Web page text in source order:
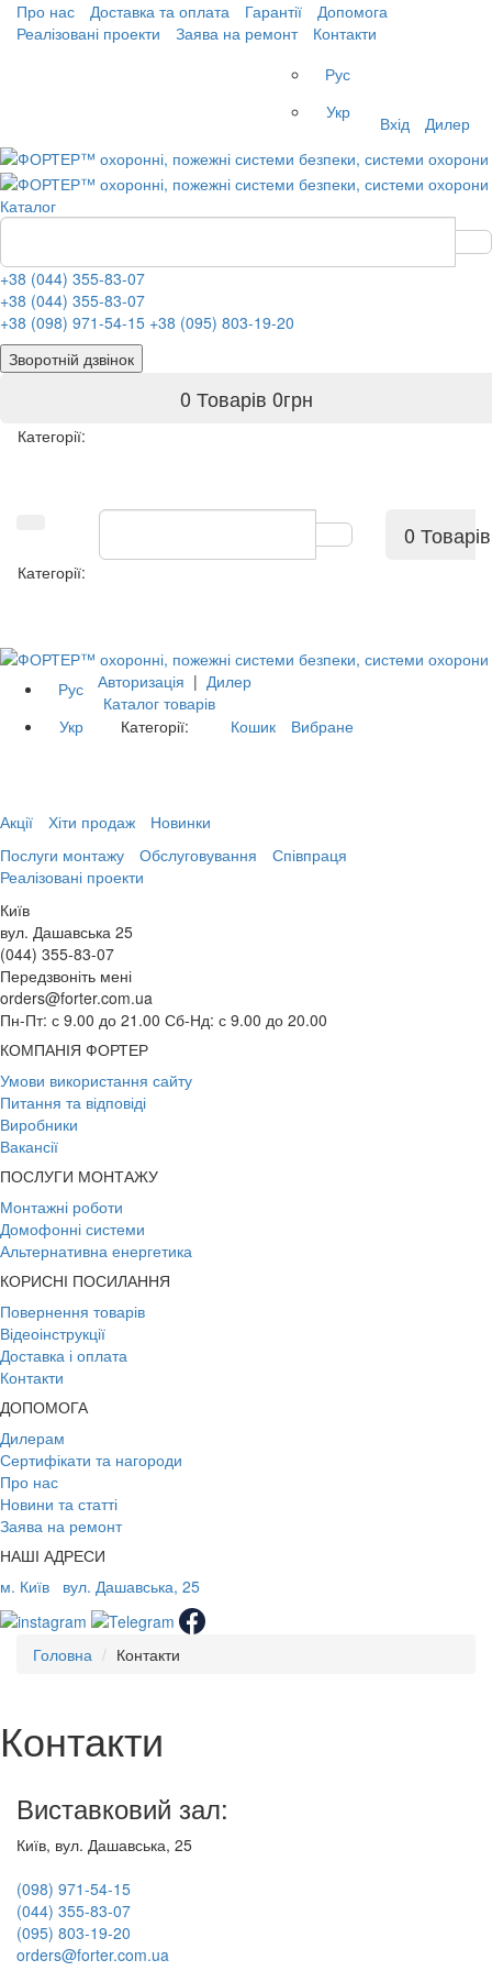
Про нас Доставка та оплата Гарантії
Допомога
Реалізовані проекти
Заява на ремонт
Контакти
Рус
Укр
Вхід Дилер
Каталог
+38 (044) 355-83-07
+38 (044) 355-83-07
+38 (098) 971-54-15 +38 (095) 803-19-20
Зворотній дзвінок
0 Товарів 0грн
Категорії:
0 Товарів
Категорії:
Рус
Укр
Авторизація | Дилер
Каталог товарів
Категорії:
Кошик Вибране
Акції Хіти продаж
Новинки
Послуги монтажу
Обслуговування
Співпраця
Реалізовані проекти
Київ
вул. Дашавська 25
(044) 355-83-07
Передзвоніть мені
orders@forter.com.ua
Пн-Пт: с 9.00 до 21.00 Сб-Нд: с 9.00 до 20.00
КОМПАНІЯ ФОРТЕР
Умови використання сайту
Питання та відповіді
Виробники
Вакансії
ПОСЛУГИ МОНТАЖУ
Монтажні роботи
Домофонні системи
Альтернативна енергетика
КОРИСНІ ПОСИЛАННЯ
Повернення товарів
Відеоінструкції
Доставка і оплата
Контакти
ДОПОМОГА
Дилерам
Сертифікати та нагороди
Про нас
Новини та статті
Заява на ремонт
НАШІ АДРЕСИ
м. Київ
вул. Дашавська, 25
Головна Контакти
Контакти
Виставковий зал:
Київ, вул. Дашавська, 25
(098) 971-54-15
(044) 355-83-07
(095) 803-19-20
orders@forter.com.ua